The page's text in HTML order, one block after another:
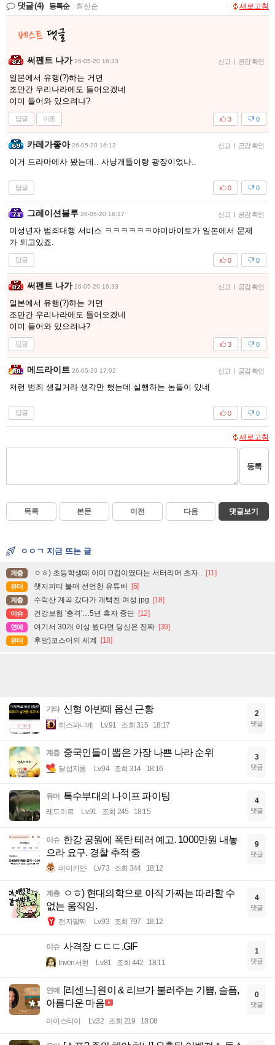
댓글(4) 등록순 최신순 새로고침
써펜트 나가 26-05-20 16:33 신고 | 공감 확인
일본에서 유행(?)하는 거면
조만간 우리나라에도 들어오겠네
이미 들어와 있으려나?
답글 이동 0
3
카레가좋아 26-05-20 16:12 신고 | 공감 확인
이거 드라마에사 봤는데.. 사냥개들이랑 광장이었나..
답글 0
0
그레이션블루 26-05-20 16:17 신고 | 공감 확인
미성년자 범죄대행 서비스 ㅋㅋㅋㅋㅋㅋ야미바이토가 일본에서 문제
가 되고있죠.
답글 0
0
써펜트 나가 26-05-20 16:33 신고 | 공감 확인
일본에서 유행(?)하는 거면
조만간 우리나라에도 들어오겠네
이미 들어와 있으려나?
답글 0
3
메드라이트 26-05-20 17:02 신고 | 공감 확인
저런 범죄 생길거라 생각만 했는데 실행하는 놈들이 있네
답글 0
0
새로고침
등록
목록 본문 이전 다음 댓글보기
ㅇㅇㄱ 지금 뜨는 글
계층 ㅇㅎ) 초등학생때 이미 D컵이였다는 서터리머 츠자.. [11]
유머 챗지피티 불매 선언한 유튜버 [6]
계층 수락산 계곡 갔다가 개빡친 여성.jpg [18]
이슈 건강보험 '충격'…5년 흑자 중단 [12]
연예 여기서 30개 이상 봤다면 당신은 진짜 [39]
유머 후방)코스어의 세계 [18]
기타 신형 아반떼 옵션 근황
히스파니에 Lv.91 조회 315 18:17
2
댓글
계층 중국인들이 뽑은 가장 나쁜 나라 순위
달섭지롱 Lv.94 조회 314 18:16
3
댓글
유머 특수부대의 나이프 파이팅
레드미르 Lv.91 조회 245 18:15
4
댓글
이슈 한강 공원에 폭탄 테러 예고. 1000만원 내놓
으라 요구. 경찰 추적 중
레이키얀 Lv.73 조회 344 18:12
9
댓글
계층
ㅇㅎ) 현대의학으로 아직 가짜는 따라할 수
없는 움직임.
전자팔찌 Lv.93 조회 797 18:12
4
댓글
이슈 사격장 ㄷㄷㄷ.GIF
Inven서현 Lv.81 조회 442 18:11
1
댓글
연예
[리센느] 원이 & 리브가 불러주는 기쁨, 슬픔,
아름다운 마음
아이스티이 Lv.32 조회 219 18:08
0
댓글